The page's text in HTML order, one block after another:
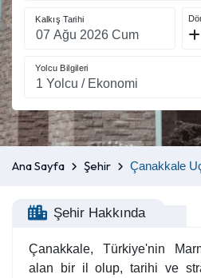
Kalkış Tarihi
Yolcu Bilgileri
Ana Sayfa Şehir Çanakkale
Şehir Hakkında
Çanakkale, Türkiye'nin
alan bir il olup, tarihi ve